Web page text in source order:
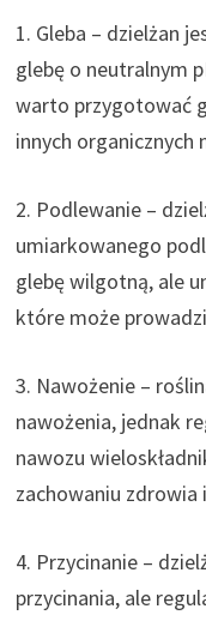
1. Gleba – dzielżan
glebę o neutralnym
warto przygotować
innych organicznych
2. Podlewanie –
umiarkowanego
glebę wilgotną, ale
które może
3. Nawożenie –
nawożenia, jednak
nawozu
zachowaniu zdrowia
4. Przycinanie –
przycinania, ale